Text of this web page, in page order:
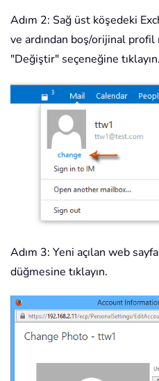
Adım 2: Sağ üst köşedeki
ve ardından boş/orijinal profil
"Değiştir" seçeneğine
Adım 3: Yeni açılan web
düğmesine tıklayın.